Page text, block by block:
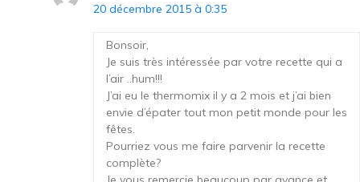
20 décembre 2015 à 0:35
Bonsoir,
Je suis très intéressée par votre recette qui a
l’air ..hum!!!
J’ai eu le thermomix il y a 2 mois et j’ai bien
envie d’épater tout mon petit monde pour les
fêtes.
Pourriez vous me faire parvenir la recette
complète?